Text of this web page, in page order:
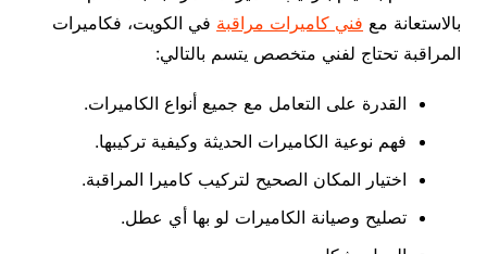
بالاستعانة مع فني كاميرات مراقبة في الكويت، فكاميرات
المراقبة تحتاج لفني متخصص يتسم بالتالي:
القدرة على التعامل مع جميع أنواع الكاميرات.
فهم نوعية الكاميرات الحديثة وكيفية تركيبها.
اختيار المكان الصحيح لتركيب كاميرا المراقبة.
تصليح وصيانة الكاميرات لو بها أي عطل.